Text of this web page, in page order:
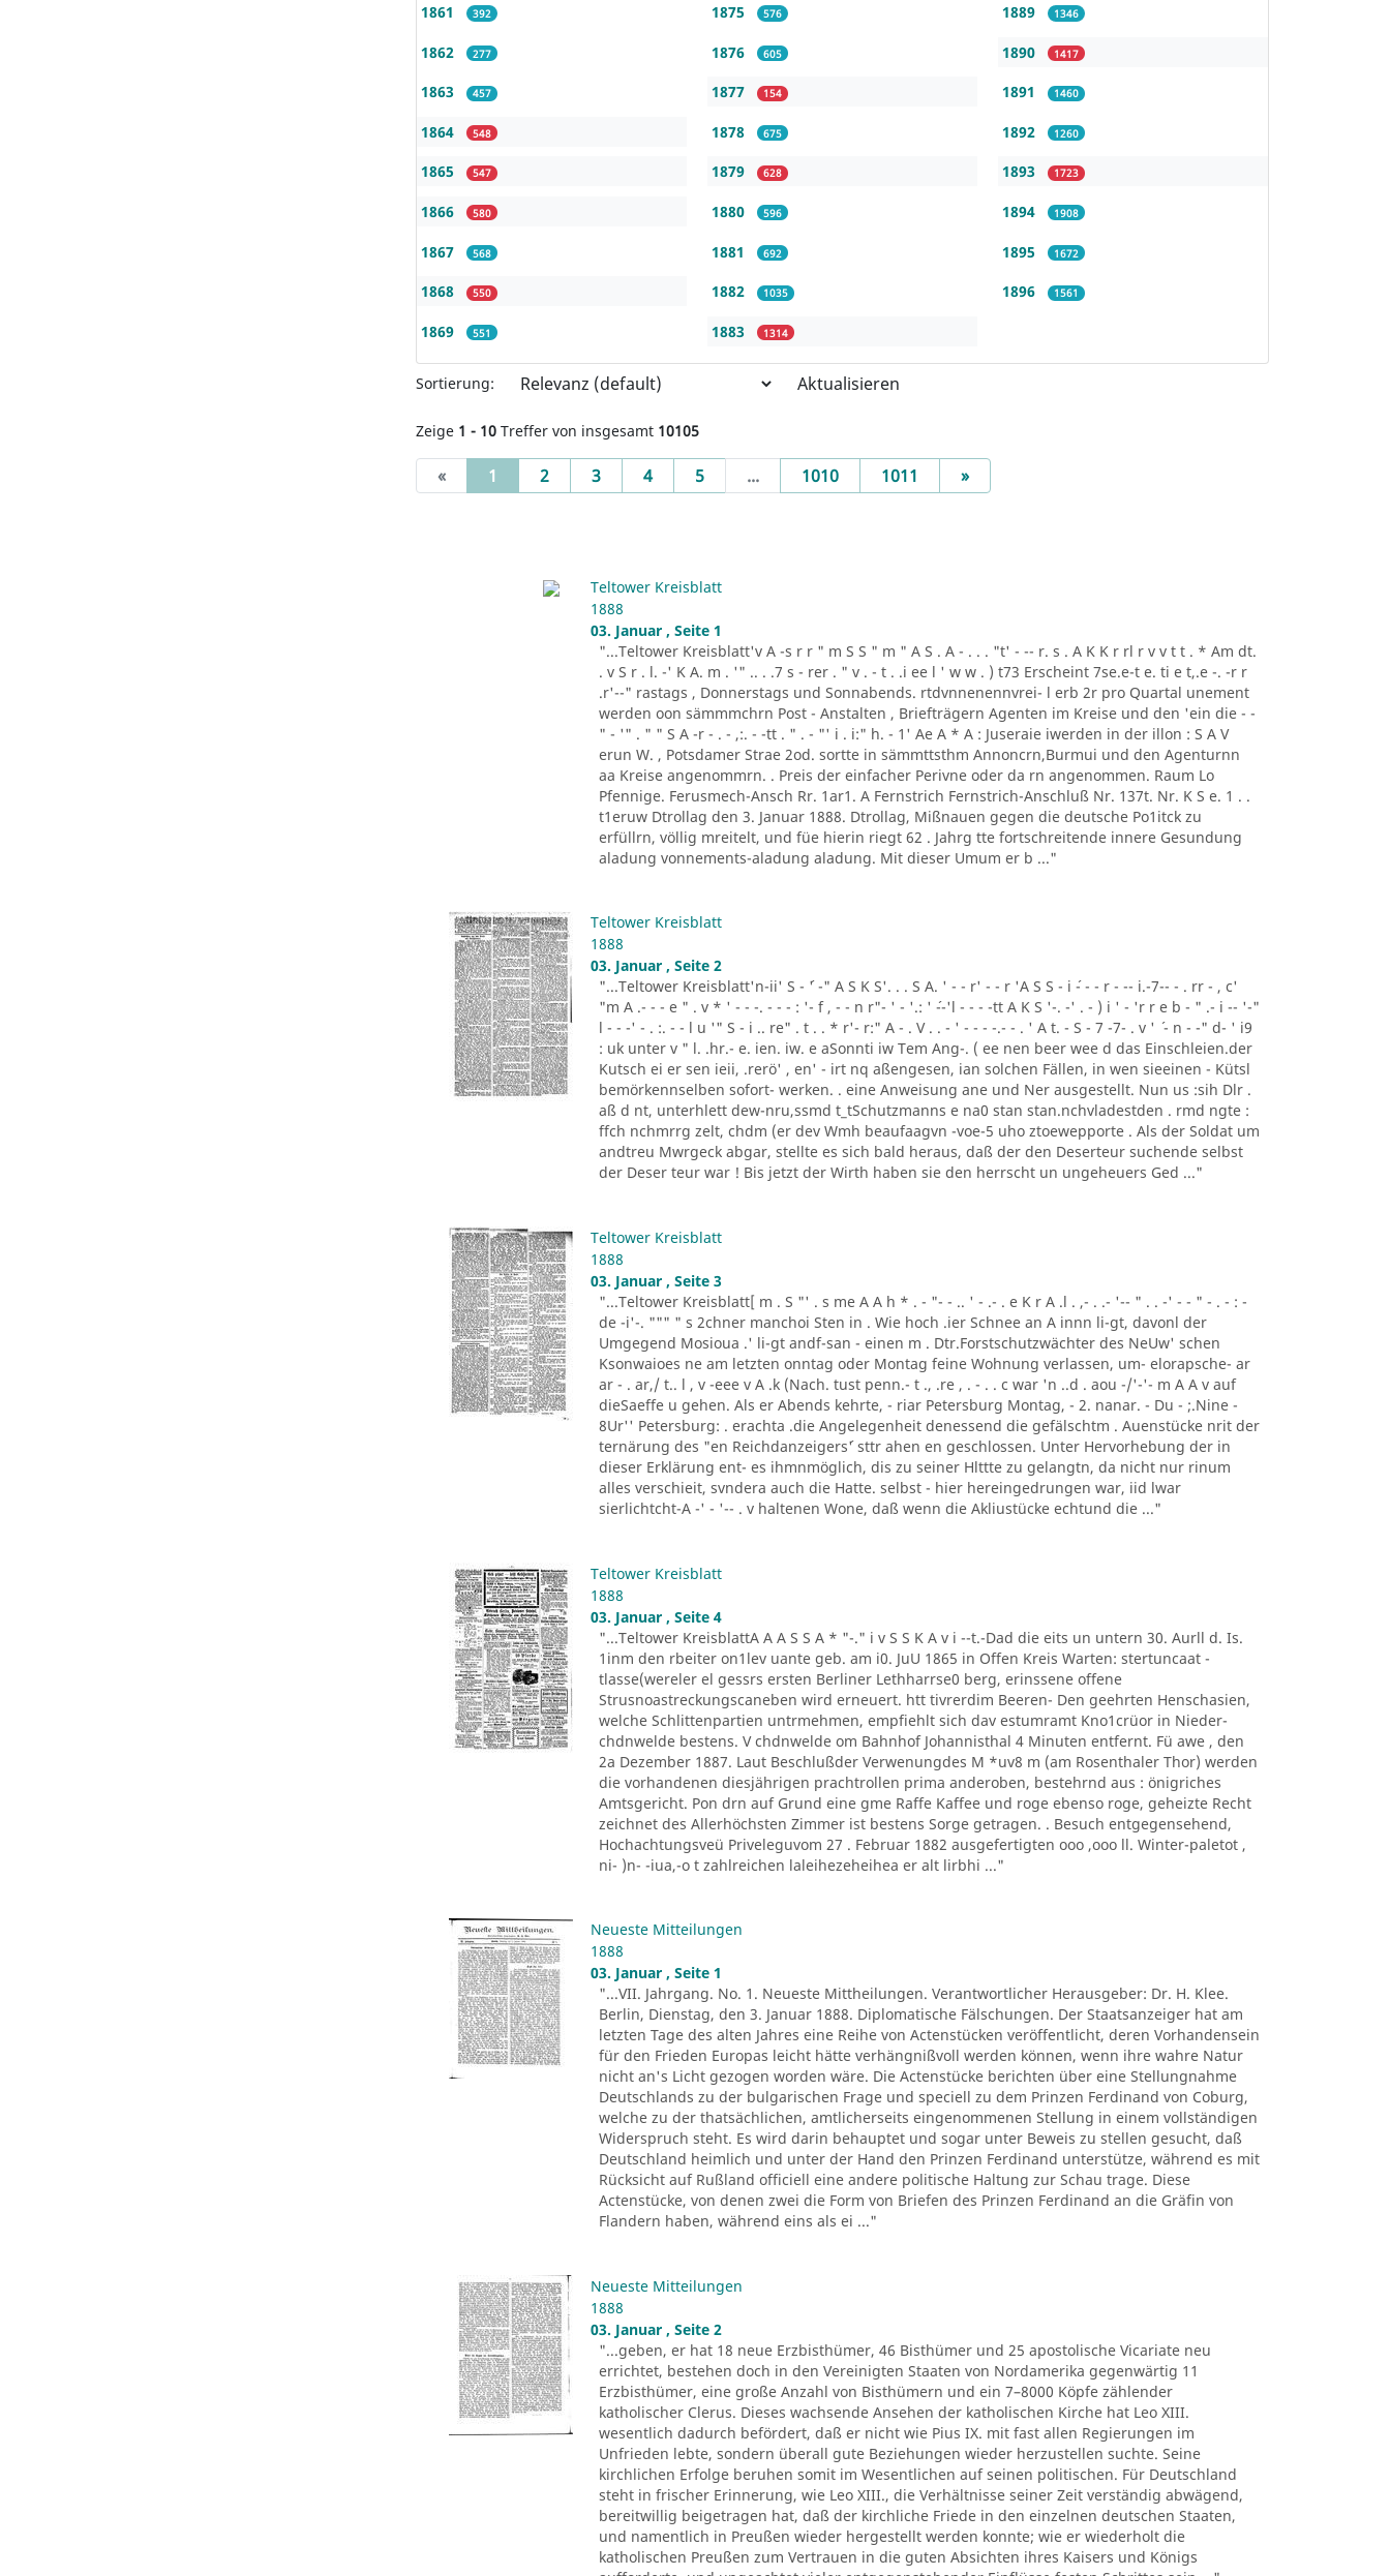
1861 392
1862 277
1863 457
1864 548
1865 547
1866 580
1867 568
1868 550
1869 551
1875 576
1876 605
1877 154
1878 675
1879 628
1880 596
1881 692
1882 1035
1883 1314
1889 1346
1890 1417
1891 1460
1892 1260
1893 1723
1894 1908
1895 1672
1896 1561
Sortierung: Aktualisieren
Zeige 1 - 10 Treffer von insgesamt 10105
« 1 (current)
2 3 4 5 ... 1010 1011 »Next
Teltower Kreisblatt
1888
03. Januar , Seite 1
"...Teltower Kreisblatt'v A -s r r " m S S " m " A S . A - . . . "t' - -- r. s . A K K r rl r v v t t . * Am dt.
. v S r . l. -' K A. m . '" .. . .7 s - rer . " v . - t . .i ee l ' w w . ) t73 Erscheint 7se.e-t e. ti e t,.e -. -r r
.r'--" rastags , Donnerstags und Sonnabends. rtdvnnenennvrei- l erb 2r pro Quartal unement
werden oon sämmmchrn Post - Anstalten , Briefträgern Agenten im Kreise und den 'ein die - -
" - '" . " " S A -r - . - ,:. - -tt . " . - "' i . i:" h. - 1' Ae A * A : Juseraie iwerden in der illon : S A V
erun W. , Potsdamer Strae 2od. sortte in sämmttsthm Annoncrn,Burmui und den Agenturnn
aa Kreise angenommrn. . Preis der einfacher Perivne oder da rn angenommen. Raum Lo
Pfennige. Ferusmech-Ansch Rr. 1ar1. A Fernstrich Fernstrich-Anschluß Nr. 137t. Nr. K S e. 1 . .
t1eruw Dtrollag den 3. Januar 1888. Dtrollag, Mißnauen gegen die deutsche Po1itck zu
erfüllrn, völlig mreitelt, und füe hierin riegt 62 . Jahrg tte fortschreitende innere Gesundung
aladung vonnements-aladung aladung. Mit dieser Umum er b ..."
Teltower Kreisblatt
1888
03. Januar , Seite 2
"...Teltower Kreisblatt'n-ii' S - ´' -" A S K S'. . . S A. ' - - r' - - r 'A S S - i ´- - - r - -- i.-7-- - . rr - , c'
"m A .- - - e " . v * ' - - -. - - - : '- f , - - n r"- ' - '.: ' ´--'l - - - -tt A K S '-. -' . - ) i ' - 'r r e b - " .- i -- '-"
l - - -' - . :. - - l u '" S - i .. re" . t . . * r'- r:" A - . V . . - ' - - - -.- - . ' A t. - S - 7 -7- . v ' ´ - n - -" d- ' i9
: uk unter v " l. .hr.- e. ien. iw. e aSonnti iw Tem Ang-. ( ee nen beer wee d das Einschleien.der
Kutsch ei er sen ieii, .rerö' , en' - irt nq aßengesen, ian solchen Fällen, in wen sieeinen - Kütsl
bemörkennselben sofort- werken. . eine Anweisung ane und Ner ausgestellt. Nun us :sih Dlr .
aß d nt, unterhlett dew-nru,ssmd t_tSchutzmanns e na0 stan stan.nchvladestden . rmd ngte :
ffch nchmrrg zelt, chdm (er dev Wmh beaufaagvn -voe-5 uho ztoewepporte . Als der Soldat um
andtreu Mwrgeck abgar, stellte es sich bald heraus, daß der den Deserteur suchende selbst
der Deser teur war ! Bis jetzt der Wirth haben sie den herrscht un ungeheuers Ged ..."
Teltower Kreisblatt
1888
03. Januar , Seite 3
"...Teltower Kreisblatt[ m . S "' . s me A A h * . - "- - .. ' - .- . e K r A .l . ,- . .- '-- " . . -' - - " - . - : -
de -i'-. """ " s 2chner manchoi Sten in . Wie hoch .ier Schnee an A innn li-gt, davonl der
Umgegend Mosioua .' li-gt andf-san - einen m . Dtr.Forstschutzwächter des NeUw' schen
Ksonwaioes ne am letzten onntag oder Montag feine Wohnung verlassen, um- elorapsche- ar
ar - . ar,/ t.. l , v -eee v A .k (Nach. tust penn.- t ., .re , . - . . c war 'n ..d . aou -/'-'- m A A v auf
dieSaeffe u gehen. Als er Abends kehrte, - riar Petersburg Montag, - 2. nanar. - Du - ;.Nine -
8Ur'' Petersburg: . erachta .die Angelegenheit denessend die gefälschtm . Auenstücke nrit der
ternärung des "en Reichdanzeigers´' sttr ahen en geschlossen. Unter Hervorhebung der in
dieser Erklärung ent- es ihmnmöglich, dis zu seiner Hlttte zu gelangtn, da nicht nur rinum
alles verschieit, svndera auch die Hatte. selbst - hier hereingedrungen war, iid lwar
sierlichtcht-A -' - '-- . v haltenen Wone, daß wenn die Akliustücke echtund die ..."
Teltower Kreisblatt
1888
03. Januar , Seite 4
"...Teltower KreisblattA A A S S A * "-." i v S S K A v i --t.-Dad die eits un untern 30. Aurll d. Is.
1inm den rbeiter on1lev uante geb. am i0. JuU 1865 in Offen Kreis Warten: stertuncaat -
tlasse(wereler el gessrs ersten Berliner Lethharrse0 berg, erinssene offene
Strusnoastreckungscaneben wird erneuert. htt tivrerdim Beeren- Den geehrten Henschasien,
welche Schlittenpartien untrmehmen, empfiehlt sich dav estumramt Kno1crüor in Nieder-
chdnwelde bestens. V chdnwelde om Bahnhof Johannisthal 4 Minuten entfernt. Fü awe , den
2a Dezember 1887. Laut Beschlußder Verwenungdes M *uv8 m (am Rosenthaler Thor) werden
die vorhandenen diesjährigen prachtrollen prima anderoben, bestehrnd aus : önigriches
Amtsgericht. Pon drn auf Grund eine gme Raffe Kaffee und roge ebenso roge, geheizte Recht
zeichnet des Allerhöchsten Zimmer ist bestens Sorge getragen. . Besuch entgegensehend,
Hochachtungsveü Priveleguvom 27 . Februar 1882 ausgefertigten ooo ,ooo ll. Winter-paletot ,
ni- )n- -iua,-o t zahlreichen laleihezeheihea er alt lirbhi ..."
Neueste Mitteilungen
1888
03. Januar , Seite 1
"...VII. Jahrgang. No. 1. Neueste Mittheilungen. Verantwortlicher Herausgeber: Dr. H. Klee.
Berlin, Dienstag, den 3. Januar 1888. Diplomatische Fälschungen. Der Staatsanzeiger hat am
letzten Tage des alten Jahres eine Reihe von Actenstücken veröffentlicht, deren Vorhandensein
für den Frieden Europas leicht hätte verhängnißvoll werden können, wenn ihre wahre Natur
nicht an's Licht gezogen worden wäre. Die Actenstücke berichten über eine Stellungnahme
Deutschlands zu der bulgarischen Frage und speciell zu dem Prinzen Ferdinand von Coburg,
welche zu der thatsächlichen, amtlicherseits eingenommenen Stellung in einem vollständigen
Widerspruch steht. Es wird darin behauptet und sogar unter Beweis zu stellen gesucht, daß
Deutschland heimlich und unter der Hand den Prinzen Ferdinand unterstütze, während es mit
Rücksicht auf Rußland officiell eine andere politische Haltung zur Schau trage. Diese
Actenstücke, von denen zwei die Form von Briefen des Prinzen Ferdinand an die Gräfin von
Flandern haben, während eins als ei ..."
Neueste Mitteilungen
1888
03. Januar , Seite 2
"...geben, er hat 18 neue Erzbisthümer, 46 Bisthümer und 25 apostolische Vicariate neu
errichtet, bestehen doch in den Vereinigten Staaten von Nordamerika gegenwärtig 11
Erzbisthümer, eine große Anzahl von Bisthümern und ein 7–8000 Köpfe zählender
katholischer Clerus. Dieses wachsende Ansehen der katholischen Kirche hat Leo XIII.
wesentlich dadurch befördert, daß er nicht wie Pius IX. mit fast allen Regierungen im
Unfrieden lebte, sondern überall gute Beziehungen wieder herzustellen suchte. Seine
kirchlichen Erfolge beruhen somit im Wesentlichen auf seinen politischen. Für Deutschland
steht in frischer Erinnerung, wie Leo XIII., die Verhältnisse seiner Zeit verständig abwägend,
bereitwillig beigetragen hat, daß der kirchliche Friede in den einzelnen deutschen Staaten,
und namentlich in Preußen wieder hergestellt werden konnte; wie er wiederholt die
katholischen Preußen zum Vertrauen in die guten Absichten ihres Kaisers und Königs